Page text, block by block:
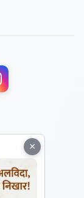
×